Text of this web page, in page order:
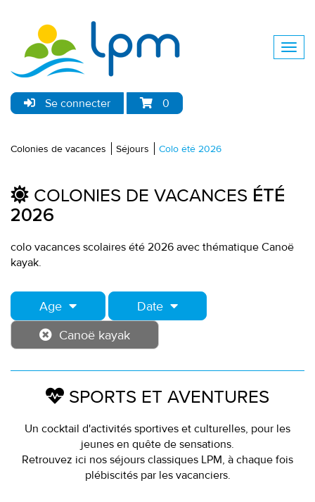
Se connecter 0
Colonies de vacances Séjours Colo été 2026
COLONIES DE VACANCES ÉTÉ
2026
colo vacances scolaires été 2026 avec thématique Canoë
kayak.
Age
Date
Canoë kayak
SPORTS ET AVENTURES
Un cocktail d'activités sportives et culturelles, pour les
jeunes en quête de sensations.
Retrouvez ici nos séjours classiques LPM, à chaque fois
plébiscités par les vacanciers.